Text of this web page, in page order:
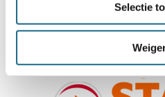
Selectie